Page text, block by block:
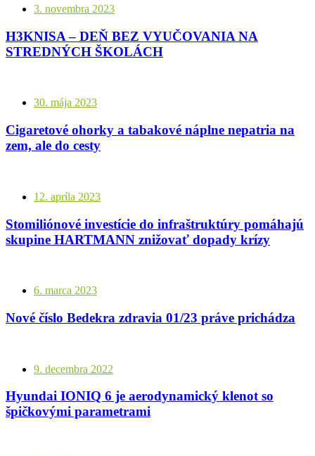
3. novembra 2023
H3KNISA – DEŇ BEZ VYUČOVANIA NA
STREDNÝCH ŠKOLÁCH
30. mája 2023
Cigaretové ohorky a tabakové náplne nepatria na
zem, ale do cesty
12. apríla 2023
Stomiliónové investície do infraštruktúry pomáhajú
skupine HARTMANN znižovať dopady krízy
6. marca 2023
Nové číslo Bedekra zdravia 01/23 práve prichádza
9. decembra 2022
Hyundai IONIQ 6 je aerodynamický klenot so
špičkovými parametrami